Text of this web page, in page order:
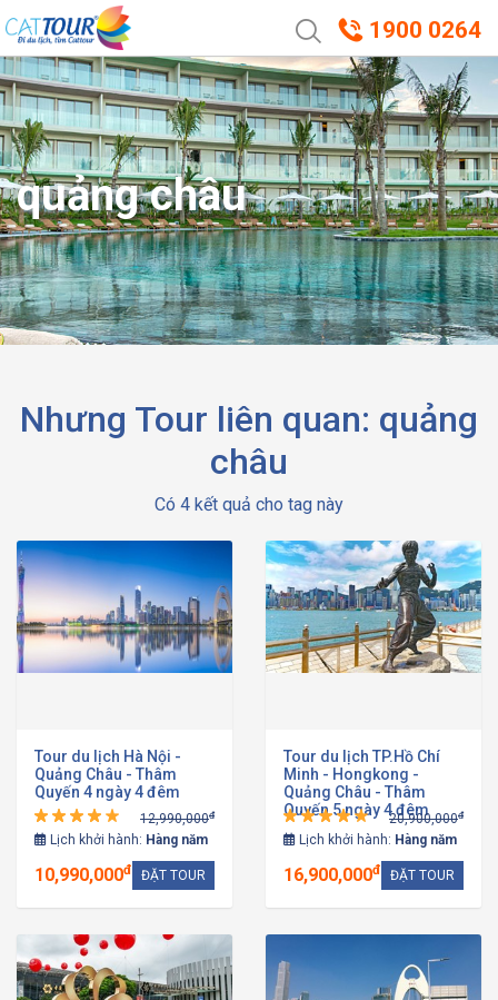
1900 0264
quảng châu
Nhưng Tour liên quan: quảng
châu
Có 4 kết quả cho tag này
Tour du lịch Hà Nội -
Quảng Châu - Thâm
Quyến 4 ngày 4 đêm
12,990,000đ
Lịch khởi hành: Hàng năm
10,990,000đ ĐẶT TOUR
Tour du lịch TP.Hồ Chí
Minh - Hongkong -
Quảng Châu - Thâm
Quyến 5 ngày 4 đêm
20,900,000đ
Lịch khởi hành: Hàng năm
16,900,000đ ĐẶT TOUR